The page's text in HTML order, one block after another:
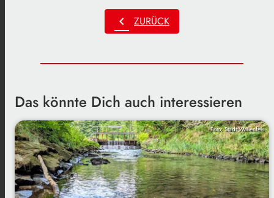
chevron_left ZURÜCK
Das könnte Dich auch interessieren
Foto: Stadt Wallenfels